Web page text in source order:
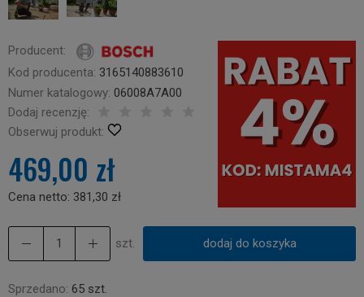
Producent:
Kod producenta: 3165140883610
Numer katalogowy: 06008A7A00
Dodaj recenzję:
Obserwuj produkt:
469,00 zł
Cena netto: 381,30 zł
szt. dodaj do koszyka
Sprzedano: 65 szt.